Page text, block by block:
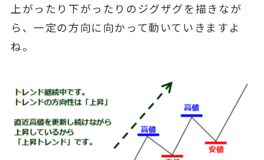
上がったり下がったりのジグザグを描きなが
ら、⼀定の⽅向に向かって動いていきますよ
ね。